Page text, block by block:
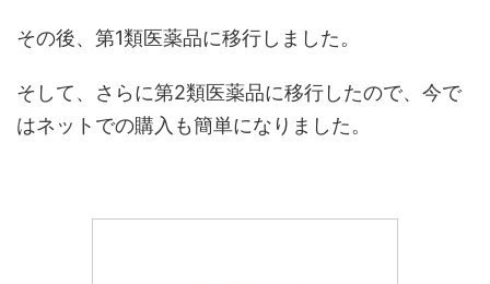
その後、第1類医薬品に移行しました。
そして、さらに第2類医薬品に移行したので、今で
はネットでの購入も簡単になりました。